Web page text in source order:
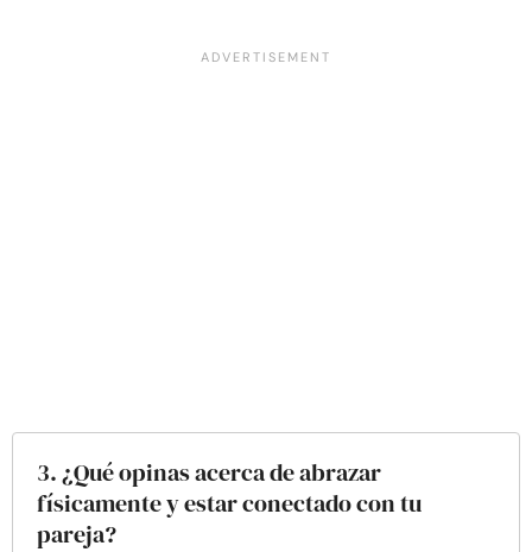
3. ¿Qué opinas acerca de abrazar
físicamente y estar conectado con tu
pareja?